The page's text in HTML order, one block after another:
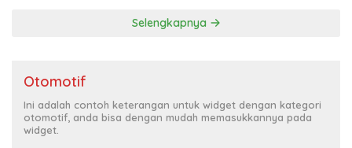
Selengkapnya
Otomotif
Ini adalah contoh keterangan untuk widget dengan kategori
otomotif, anda bisa dengan mudah memasukkannya pada
widget.